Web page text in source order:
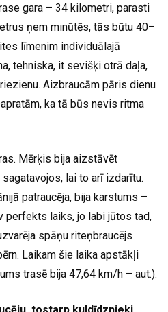
gara – 34 kilometri, parasti
ņem minūtēs, tās būtu 40–
līmenim individuālajā
tehniska, it sevišķi otrā daļa,
Aizbraucām pāris dienu
ka tā būs nevis ritma
Mērķis bija aizstāvēt
lai to arī izdarītu.
patraucēja, bija karstums –
perfekts laiks, jo labi jūtos tad,
spāņu riteņbraucējs
Laikam šie laika apstākļi
trasē bija 47,64 km/h – aut.).